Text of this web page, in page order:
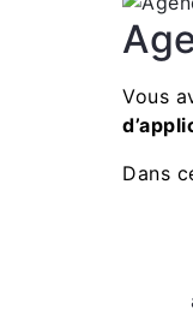
Vous
Dans